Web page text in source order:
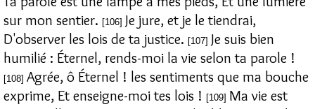
sur mon sentier. [106] Je jure, et je le tiendrai,
D'observer les lois de ta justice. [107] Je suis bien
humilié : Éternel, rends-moi la vie selon ta parole !
[108] Agrée, ô Éternel ! les sentiments que ma bouche
exprime, Et enseigne-moi tes lois ! [109] Ma vie est